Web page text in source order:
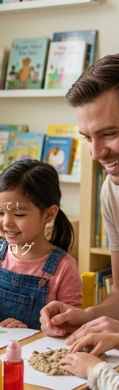
て！
ログ